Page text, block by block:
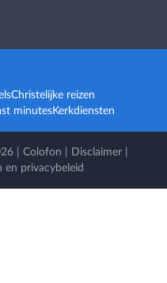
Christelijke reizen
minutesKerkdiensten
| Colofon Disclaimer
en privacybeleid